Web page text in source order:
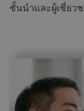
ชั้นนำและผู้เชี่ยว